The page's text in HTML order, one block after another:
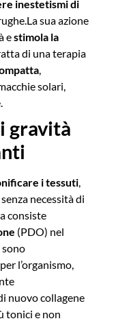
inestetismi di
La sua azione
estimola la
di una terapia
,
solari,
gravità
i tessuti,
senza necessità di
consiste
(PDO) nel
l’organismo,
nuovo collagene
tonici e non